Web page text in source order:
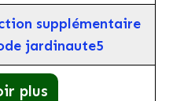
supplémentaire
jardinaute5
plus